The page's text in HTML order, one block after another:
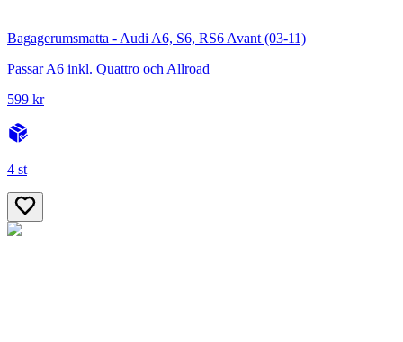
Bagagerumsmatta - Audi A6, S6, RS6 Avant (03-11)
Passar A6 inkl. Quattro och Allroad
599 kr
4 st